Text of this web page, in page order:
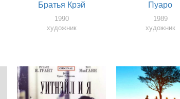
Братья Крэй
1990
художник
Пуаро
1989
художник